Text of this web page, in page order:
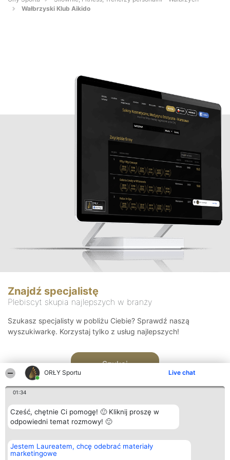
ORŁY Sportu Live chat
01:34
Cześć, chętnie Ci pomogę! 🙂 Kliknij proszę w
odpowiedni temat rozmowy! 🙂
Jestem Laureatem, chcę odebrać materiały
marketingowe
Wałbrzyski Klub Aikido
Znajdź specjalistę
Plebiscyt skupia najlepszych w branży
Szukasz specjalisty w pobliżu Ciebie? Sprawdź naszą
wyszukiwarkę. Korzystaj tylko z usług najlepszych!
Szukaj
Organizator plebiscytu
Bright Side Solutions sp. z o.
o. sp. k.
Plebiscyt
Laureaci
Kontakt
Kontakt